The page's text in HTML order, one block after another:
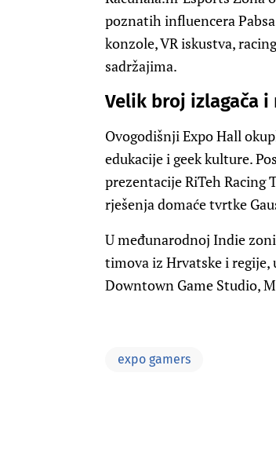
poznatih influencera
konzole, VR iskustva,
sadržajima.
Velik broj izlagača
Ovogodišnji Expo Hall
edukacije i geek kulture.
prezentacije RiTeh Racing
rješenja domaće tvrtke
U međunarodnoj Indie
timova iz Hrvatske i regije,
Downtown Game Studio,
expo gamers